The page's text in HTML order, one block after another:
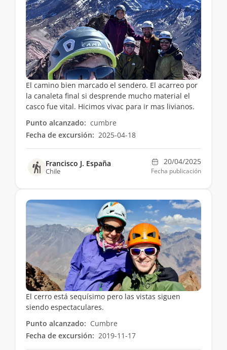
El camino bien marcado el sendero. El acarreo por
la canaleta final si desprende mucho material el
casco fue vital. Hicimos vivac para ir mas livianos.
Punto alcanzado: cumbre
Fecha de excursión: 2025-04-18
Francisco J. España
Chile
20/04/2025
Fecha publicación
El cerro está sequísimo pero las vistas siguen
siendo espectaculares.
Punto alcanzado: Cumbre
Fecha de excursión: 2019-11-17